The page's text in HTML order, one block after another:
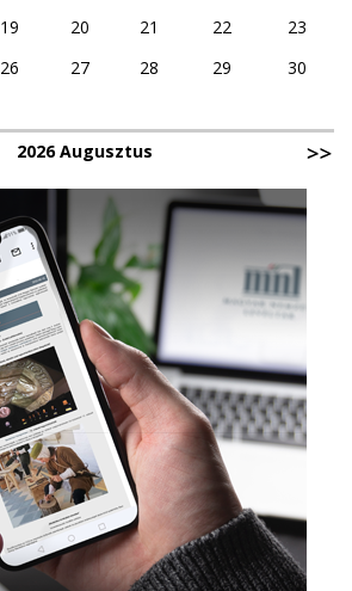
19 20 21 22
23
26 27 28 29
30
2026 Augusztus